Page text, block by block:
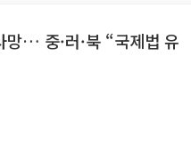
망… 중·러·북 “국제법 유